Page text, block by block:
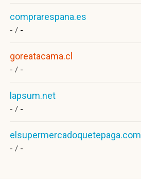
comprarespana.es
- / -
goreatacama.cl
- / -
lapsum.net
- / -
elsupermercadoquetepaga.com
- / -